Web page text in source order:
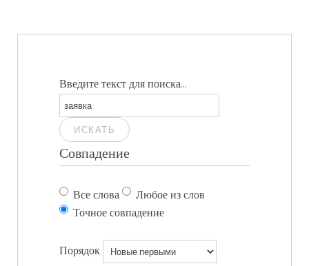
Введите текст для поиска...
ИСКАТЬ
Совпадение
Все слова
Любое из слов
Точное совпадение
Порядок